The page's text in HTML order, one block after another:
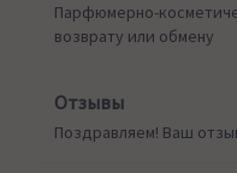
Парфюмерно-
возврату или обмену
Отзывы
Поздравляем! Ваш